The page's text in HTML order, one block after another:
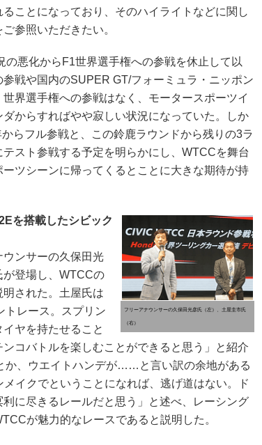
ことになっており、そのハイライトなどに関し
参照いただきたい。
悪化からF1世界選手権への参戦を休止して以
戦や国内のSUPER GT/フォーミュラ・ニッポン
界選手権への参戦はなく、モータースポーツイ
からすればやや寂しい状況になっていた。しか
らフル参戦と、この鈴鹿ラウンドから残りの3ラ
スト参戦する予定を明らかにし、WTCCを舞台
ツシーンに帰ってくるとことに大きな期待が持
フリーアナウンサーの久保田光彦氏（左）、土屋圭市氏
（右）
を搭載したシビック
ンサーの久保田光
が登場し、WTCCの
された。土屋氏は
トレース。スプリン
ヤを持たせること
コバトルを楽しむことができると思う」と紹介
か、ウエイトハンデが……と言い訳の余地がある
イクでということになれば、逃げ道はない。ド
に尽きるレールだと思う」と述べ、レーシング
が魅力的なレースであると説明した。